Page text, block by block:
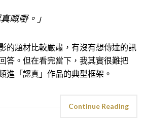
嘅嘢。」
的題材比較嚴肅，有沒有想傳達的訊
答。但在看完當下，我其實很難把
進「認真」作品的典型框架。
Continue Reading